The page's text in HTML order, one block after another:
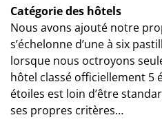
Catégorie des hôtels
Nous avons ajouté notre
s’échelonne d’une à six
lorsque nous octroyons
hôtel classé officiellement 5
étoiles est loin d’être
ses propres critères…